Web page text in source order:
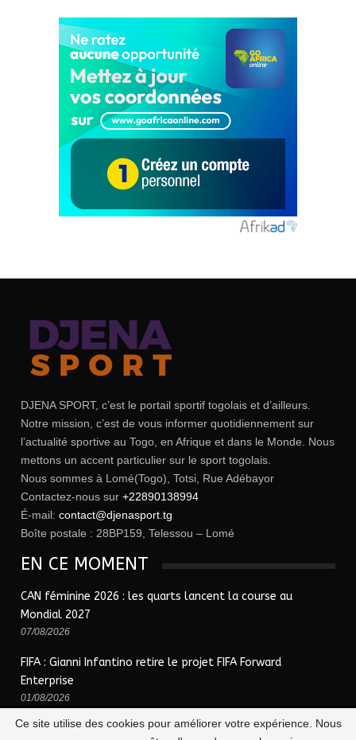
DJENA SPORT, c’est le portail sportif togolais et d’ailleurs.
Notre mission, c’est de vous informer quotidiennement sur
l’actualité sportive au Togo, en Afrique et dans le Monde. Nous
mettons un accent particulier sur le sport togolais.
Nous sommes à Lomé(Togo), Totsi, Rue Adébayor
Contactez-nous sur +22890138994
É-mail: contact@djenasport.tg
Boîte postale : 28BP159, Telessou – Lomé
EN CE MOMENT
CAN féminine 2026 : les quarts lancent la course au
Mondial 2027
07/08/2026
FIFA : Gianni Infantino retire le projet FIFA Forward
Enterprise
01/08/2026
Ce site utilise des cookies pour améliorer votre expérience. Nous